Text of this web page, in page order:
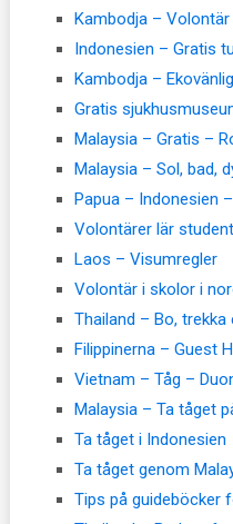
Kambodja –
Indonesien – Gratis
Kambodja –
Gratis
Malaysia – Gratis –
Malaysia – Sol, bad,
Papua – Indonesien
Volontärer lär
Laos – Visumregler
Volontär i skolor i
Thailand – Bo,
Filippinerna – Guest
Vietnam – Tåg –
Malaysia – Ta tåget
Ta tåget i Indonesien
Ta tåget genom
Tips på guideböcker